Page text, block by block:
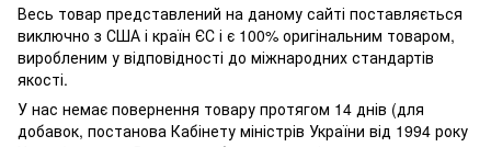
Весь товар представлений на даному сайті поставляється
виключно з США і країн ЄС і є 100% оригінальним товаром,
виробленим у відповідності до міжнародних стандартів
якості.
У нас немає повернення товару протягом 14 днів (для
добавок, постанова Кабінету міністрів України від 1994 року